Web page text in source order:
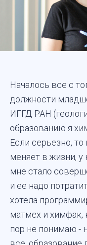
Началось все с
должности
ИГГД РАН
образованию я
Если серьезно,
меняет в жизни, у
мне стало
и ее надо
хотела
матмех и химфак,
пор не понимаю -